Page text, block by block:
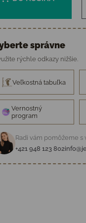
správne
rýchle odkazy nižšie.
Veľkostná tabuľka
Vernostný
program
Radi vám pomôžeme s
+421 948 123 802